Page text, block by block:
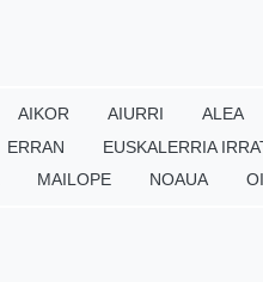
AIKOR AIURRI
ALEA
ERRAN
EUSKALERRIA
MAILOPE NOAUA